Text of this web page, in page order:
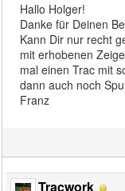
Hallo Holger!
Danke für Deinen
Kann Dir nur recht
mit erhobenen
mal einen Trac mit
dann auch noch
Franz
Tracwork